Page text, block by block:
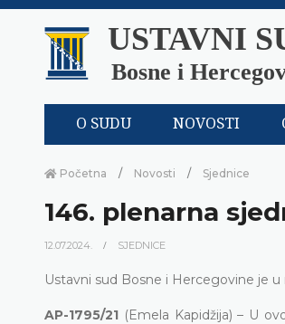
USTAVNI
Bosne i
O SUDU NOVOSTI
Početna Novosti Sjednice
146. plenarna
12.07.2024. SJEDNICE
Ustavni sud Bosne i Hercegovine je u
AP-1795/21 (Emela Kapidžija) – U